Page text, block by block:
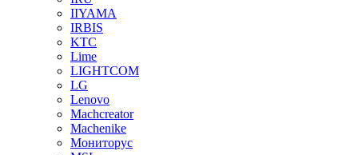
IIYAMA
IRBIS
KTC
Lime
LIGHTCOM
LG
Lenovo
Machcreator
Machenike
Мониторус